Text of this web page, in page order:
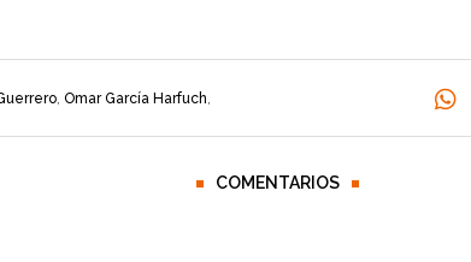
, Omar García Harfuch,
COMENTARIOS